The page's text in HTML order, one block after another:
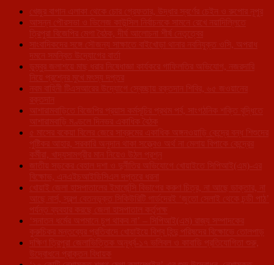
খেজুর বাগান এলাকা থেকে চোর গ্রেফতার, উদ্ধার স্বর্ণের চেইন ও রুপোর নূপুর
আসন্ন পৌরসভা ও ভিলেজ কাউন্সিল নির্বাচনকে সামনে রেখে নয়াদিল্লিতে
ত্রিপুরা বিজেপির মেগা বৈঠক, দীর্ঘ আলোচনা শীর্ষ নেতৃত্বের
সাংবাদিকদের সঙ্গে সৌজন্য সাক্ষাতে বাইখোড়া থানার নবনিযুক্ত ওসি, অপরাধ
দমনে সমন্বিত উদ্যোগের বার্তা
ডুম্বুর জলাশয়ে মাছ ধরার নিষেধাজ্ঞা কার্যকরে গাফিলতির অভিযোগ, নজরদারি
নিয়ে প্রশ্নের মুখে মৎস্য দপ্তর
নবম বাহিনী টিএসআরের উদ্যোগে স্বেচ্ছায় রক্তদান শিবির, ৬৫ জওয়ানের
রক্তদান
আশারামবাড়িতে বিজেপির প্রয়াস কর্মসূচির প্রথম পর্ব, সাংগঠনিক শক্তি বৃদ্ধিতে
আশারামবাড়ি মণ্ডলে দিনভর একাধিক বৈঠক
৫ মাসের বকেয়া বিলের জেরে সাব্রুমের একাধিক অঙ্গনওয়াড়ি কেন্দ্রে বন্ধ শিশুদের
পুষ্টিকর আহার, সরকারি অনুদান থাকা সত্ত্বেও অর্থ না মেলায় বিপাকে কেন্দ্রের
কর্মীরা, খাদ্যসামগ্রীর মান নিয়েও উঠল প্রশ্ন
জাতীয় সড়কের বেহাল দশা ও দুর্নীতির অভিযোগে খোয়াইতে সিপিআই(এম)-এর
বিক্ষোভ, এনএইচআইডিসিএল দপ্তরে ধরনা
খোয়াই জেলা হাসপাতালের ইমার্জেন্সি বিভাগের করুণ চিত্র, না আছে ডাক্তার, না
আছে নার্স, স্বল্প বেতনভূক্ত সিকিউরিটি গার্ডদেরই ‘জুতো সেলাই থেকে চন্ডী পাঠ’
পর্যন্ত ব্যবহার করছে জেলা হাসপাতাল কর্তৃপক্ষ
‘সনাতন ধর্মের অপমানে চুপ থাকব না’ – সিপিআই(এম) রাজ্য সম্পাদকের
কুরুচিকর মন্তব্যের প্রতিবাদে খোয়াইয়ে বিশ্ব হিন্দু পরিষদের বিক্ষোভে তোলপাড়
দক্ষিণ ত্রিপুরা জেলাভিত্তিক অনূর্ধ্ব-১৭ ভলিবল ও কাবাডি প্রতিযোগিতা শুরু,
উদ্বোধনে প্রাক্তন বিধায়ক